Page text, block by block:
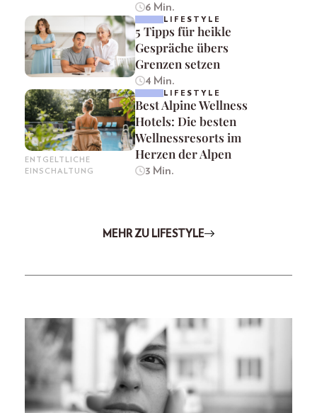
6 Min.
LIFESTYLE
5 Tipps für heikle
Gespräche übers
Grenzen setzen
4 Min.
ENTGELTLICHE
EINSCHALTUNG
LIFESTYLE
Best Alpine Wellness
Hotels: Die besten
Wellnessresorts im
Herzen der Alpen
3 Min.
MEHR ZU LIFESTYLE